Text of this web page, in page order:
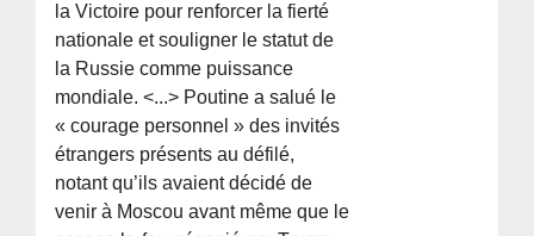
la Victoire pour renforcer la fierté
nationale et souligner le statut de
la Russie comme puissance
mondiale. <...> Poutine a salué le
« courage personnel » des invités
étrangers présents au défilé,
notant qu’ils avaient décidé de
venir à Moscou avant même que le